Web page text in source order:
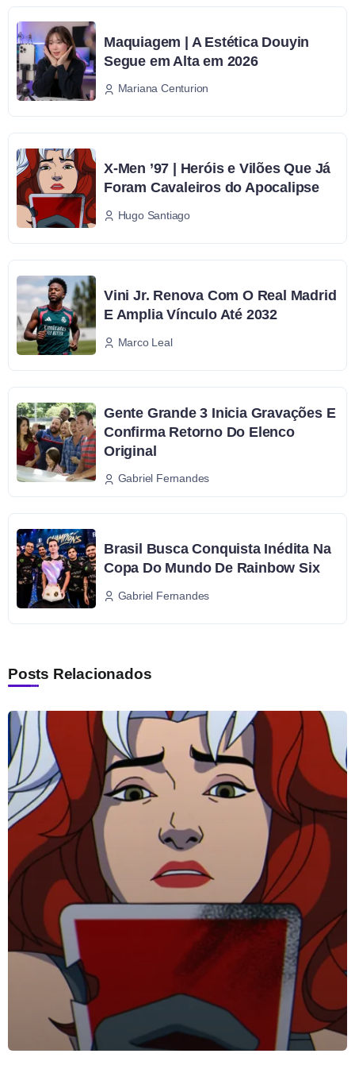
Maquiagem | A Estética Douyin
Segue em Alta em 2026
Mariana Centurion
X-Men ’97 | Heróis e Vilões Que Já
Foram Cavaleiros do Apocalipse
Hugo Santiago
Vini Jr. Renova Com O Real Madrid
E Amplia Vínculo Até 2032
Marco Leal
Gente Grande 3 Inicia Gravações E
Confirma Retorno Do Elenco
Original
Gabriel Fernandes
Brasil Busca Conquista Inédita Na
Copa Do Mundo De Rainbow Six
Gabriel Fernandes
Posts Relacionados